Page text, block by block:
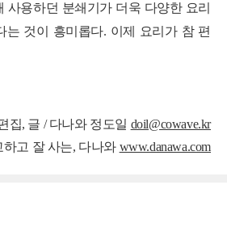
사용하던 분쇄기가 더욱 다양한 요리
는 것이 흥미롭다. 이제 요리가 참 편
집, 글 / 다나와 정도일 doil@cowave.kr
하고 잘 사는, 다나와 www.danawa.com